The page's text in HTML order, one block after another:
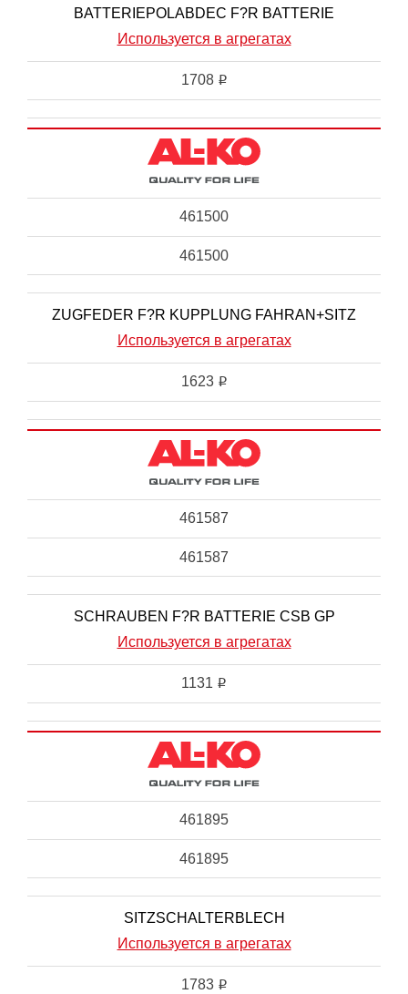
BATTERIEPOLABDEC F?R BATTERIE
Используется в агрегатах
1708 i
461500
461500
ZUGFEDER F?R KUPPLUNG FAHRAN+SITZ
Используется в агрегатах
1623 i
461587
461587
SCHRAUBEN F?R BATTERIE CSB GP
Используется в агрегатах
1131 i
461895
461895
SITZSCHALTERBLECH
Используется в агрегатах
1783 i